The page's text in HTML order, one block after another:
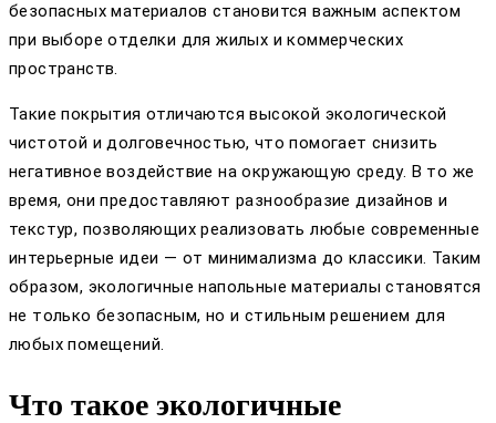
безопасных материалов становится важным аспектом
при выборе отделки для жилых и коммерческих
пространств.
Такие покрытия отличаются высокой экологической
чистотой и долговечностью, что помогает снизить
негативное воздействие на окружающую среду. В то же
время, они предоставляют разнообразие дизайнов и
текстур, позволяющих реализовать любые современные
интерьерные идеи — от минимализма до классики. Таким
образом, экологичные напольные материалы становятся
не только безопасным, но и стильным решением для
любых помещений.
Что такое экологичные